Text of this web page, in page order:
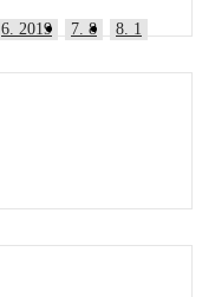
6. 2019 7. 8
8. 1